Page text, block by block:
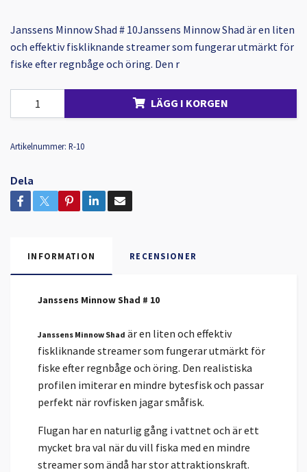
Janssens Minnow Shad # 10Janssens Minnow Shad är en liten
och effektiv fiskliknande streamer som fungerar utmärkt för
fiske efter regnbåge och öring. Den r
LÄGG I KORGEN
Artikelnummer: R-10
Dela
INFORMATION RECENSIONER
Janssens Minnow Shad # 10
Janssens Minnow Shad är en liten och effektiv
fiskliknande streamer som fungerar utmärkt för
fiske efter regnbåge och öring. Den realistiska
profilen imiterar en mindre bytesfisk och passar
perfekt när rovfisken jagar småfisk.
Flugan har en naturlig gång i vattnet och är ett
mycket bra val när du vill fiska med en mindre
streamer som ändå har stor attraktionskraft.